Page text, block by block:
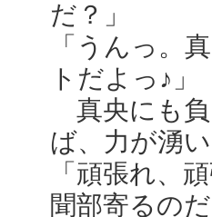
だ？」
「うんっ。
トだよっ♪」
真央にも負
ば、力が湧
「頑張れ
聞部寄るの